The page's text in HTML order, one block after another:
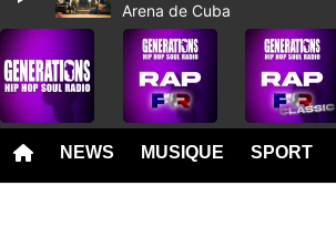
NEWS MUSIQUE SPORT
Arena de Cuba